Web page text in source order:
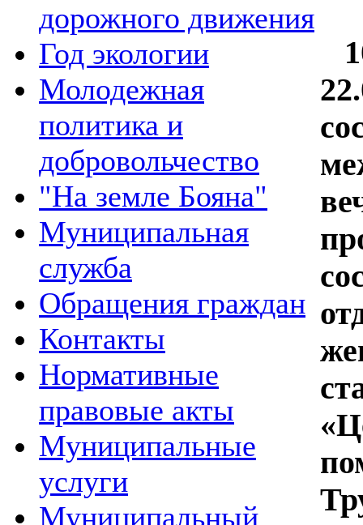
дорожного движения
Год экологии
Молодежная
политика и
добровольчество
"На земле Бояна"
Муниципальная
служба
Обращения граждан
Контакты
Нормативные
правовые акты
Муниципальные
услуги
Муниципальный